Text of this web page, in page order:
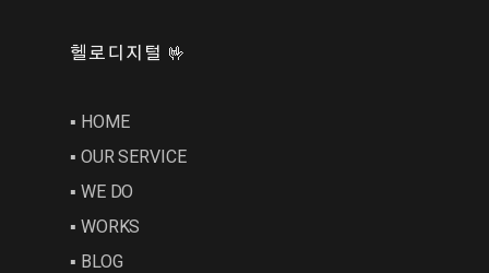
헬로디지털 🤟
▪︎ HOME
▪︎ OUR SERVICE
▪︎ WE DO
▪︎ WORKS
▪︎ BLOG